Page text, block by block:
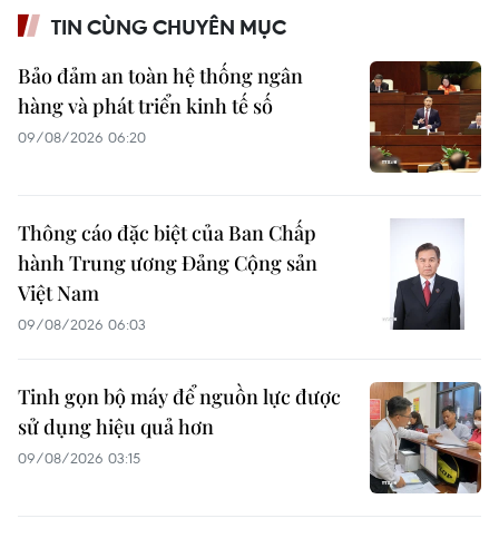
TIN CÙNG CHUYÊN MỤC
Bảo đảm an toàn hệ thống ngân
hàng và phát triển kinh tế số
09/08/2026 06:20
Thông cáo đặc biệt của Ban Chấp
hành Trung ương Đảng Cộng sản
Việt Nam
09/08/2026 06:03
Tinh gọn bộ máy để nguồn lực được
sử dụng hiệu quả hơn
09/08/2026 03:15